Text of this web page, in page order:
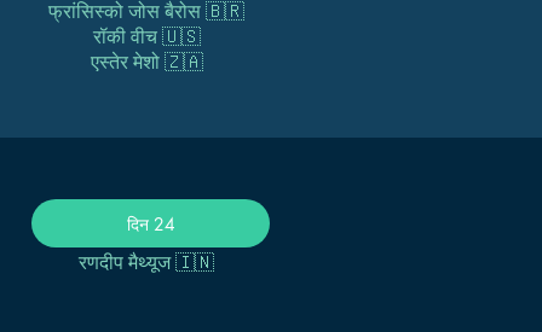
फ्रांसिस्को जोस बैरोस 🇧🇷
रॉकी वीच 🇺🇸
एस्तेर मेशो 🇿🇦
दिन 24
रणदीप मैथ्यूज 🇮🇳